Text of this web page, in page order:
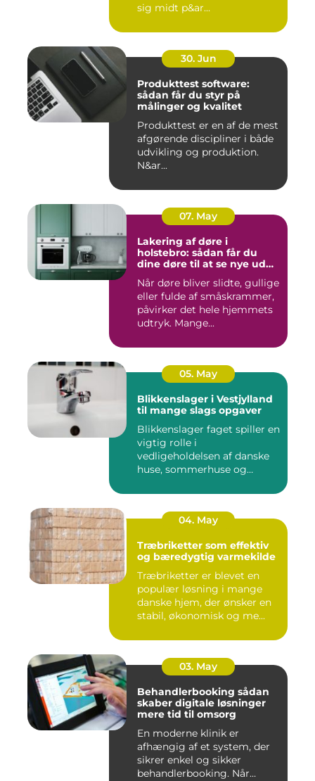
sig midt p&ar...
30. Jun
Produkttest software:
sådan får du styr på
målinger og kvalitet
Produkttest er en af de mest
afgørende discipliner i både
udvikling og produktion.
N&ar...
07. May
Lakering af døre i
holstebro: sådan får du
dine døre til at se nye ud
Når døre bliver slidte, gullige
eller fulde af småskrammer,
påvirker det hele hjemmets
udtryk. Mange...
05. May
Blikkenslager i Vestjylland
til mange slags opgaver
Blikkenslager faget spiller en
vigtig rolle i
vedligeholdelsen af danske
huse, sommerhuse og
04. May
Træbriketter som effektiv
og bæredygtig varmekilde
Træbriketter er blevet en
populær løsning i mange
danske hjem, der ønsker en
stabil, økonomisk og me...
03. May
Behandlerbooking sådan
skaber digitale løsninger
mere tid til omsorg
En moderne klinik er
afhængig af et system, der
sikrer enkel og sikker
behandlerbooking. Når